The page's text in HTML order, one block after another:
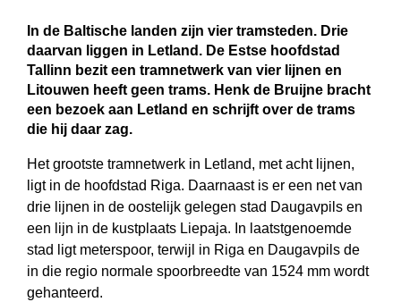
In de Baltische landen zijn vier tramsteden. Drie
daarvan liggen in Letland. De Estse hoofdstad
Tallinn bezit een tramnetwerk van vier lijnen en
Litouwen heeft geen trams. Henk de Bruijne bracht
een bezoek aan Letland en schrijft over de trams
die hij daar zag.
Het grootste tramnetwerk in Letland, met acht lijnen,
ligt in de hoofdstad Riga. Daarnaast is er een net van
drie lijnen in de oostelijk gelegen stad Daugavpils en
een lijn in de kustplaats Liepaja. In laatstgenoemde
stad ligt meterspoor, terwijl in Riga en Daugavpils de
in die regio normale spoorbreedte van 1524 mm wordt
gehanteerd.